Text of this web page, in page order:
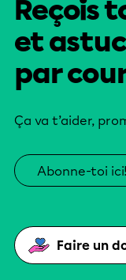
Reçois
et
par
Ça va t’aider,
Abonne-toi ici!
Faire un